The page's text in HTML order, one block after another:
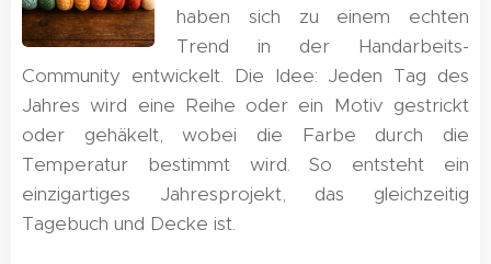
haben sich zu einem echten
Trend in der Handarbeits-
Community entwickelt. Die Idee: Jeden Tag des
Jahres wird eine Reihe oder ein Motiv gestrickt
oder gehäkelt, wobei die Farbe durch die
Temperatur bestimmt wird. So entsteht ein
einzigartiges Jahresprojekt, das gleichzeitig
Tagebuch und Decke ist.